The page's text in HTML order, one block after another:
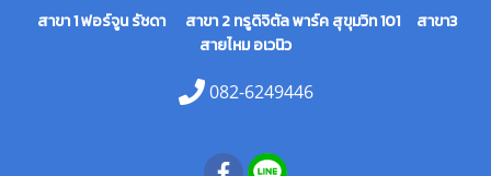
สาขา 1 ฟอร์จูน รัชดา สาขา 2 ทรูดิจิตัล พาร์ค สุขุมวิท 101 สาขา3
สายไหม อเวนิว
082-6249446